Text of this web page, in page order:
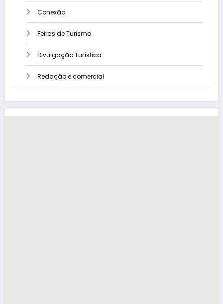
Conexão
Feiras de Turismo
Divulgação Turística
Redação e comercial